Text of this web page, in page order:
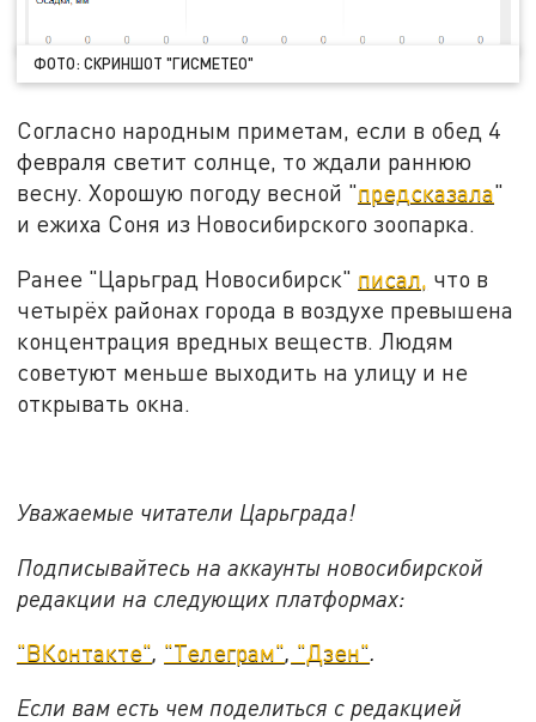
ФОТО: СКРИНШОТ "ГИСМЕТЕО"
Согласно народным приметам, если в обед 4
февраля светит солнце, то ждали раннюю
весну. Хорошую погоду весной "предсказала"
и ежиха Соня из Новосибирского зоопарка.
Ранее "Царьград Новосибирск" писал, что в
четырёх районах города в воздухе превышена
концентрация вредных веществ. Людям
советуют меньше выходить на улицу и не
открывать окна.
Уважаемые читатели Царьграда!
Подписывайтесь на аккаунты новосибирской
редакции на следующих платформах:
"ВКонтакте", "Телеграм", "Дзен".
Если вам есть чем поделиться с редакцией